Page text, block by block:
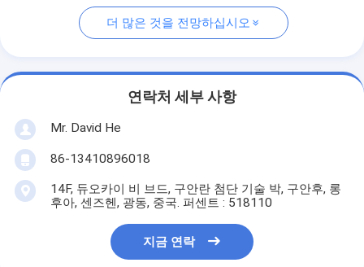
더 많은 것을 전망하십시오
연락처 세부 사항
Mr. David He
86-13410896018
14F, 듀오카이 비 브드, 구안란 첨단 기술 박, 구안후, 롱
후아, 센즈헨, 광동, 중국. 퍼센트 : 518110
지금 연락